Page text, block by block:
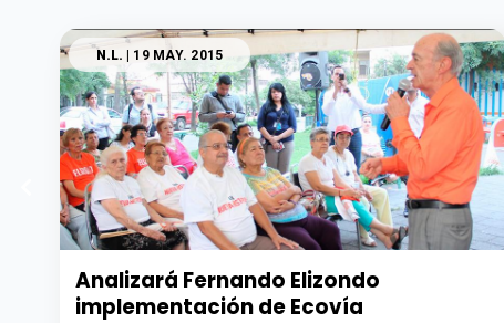
N.L. | 19 MAY. 2015
Analizará Fernando Elizondo
implementación de Ecovía